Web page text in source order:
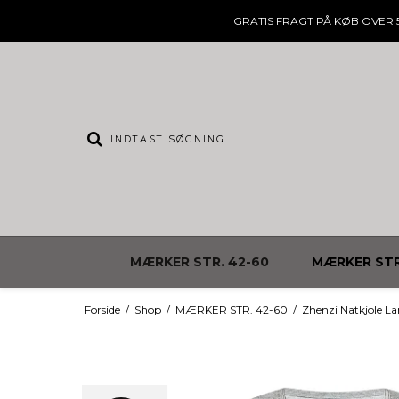
GRATIS FRAGTPÅ KØB OVER
MÆRKER STR. 42-60 MÆRKER
Forside / Shop / MÆRKER STR. 42-60 / Zhenzi Natkjole